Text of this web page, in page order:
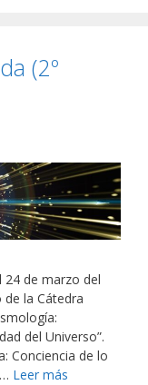
(2º
24 de marzo del
de la Cátedra
del Universo”.
Conciencia de lo
Leer más